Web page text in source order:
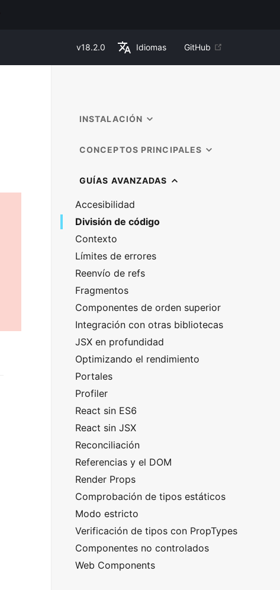
v18.2.0 Idiomas GitHub
INSTALACIÓN
CONCEPTOS PRINCIPALES
GUÍAS AVANZADAS
Accesibilidad
División de código
Contexto
Límites de errores
Reenvío de refs
Fragmentos
Componentes de orden superior
Integración con otras bibliotecas
JSX en profundidad
Optimizando el rendimiento
Portales
Profiler
React sin ES6
React sin JSX
Reconciliación
Referencias y el DOM
Render Props
Comprobación de tipos estáticos
Modo estricto
Verificación de tipos con PropTypes
Componentes no controlados
Web Components